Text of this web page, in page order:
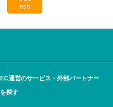
RSS
EC運営のサービス・外部パートナー
を探す